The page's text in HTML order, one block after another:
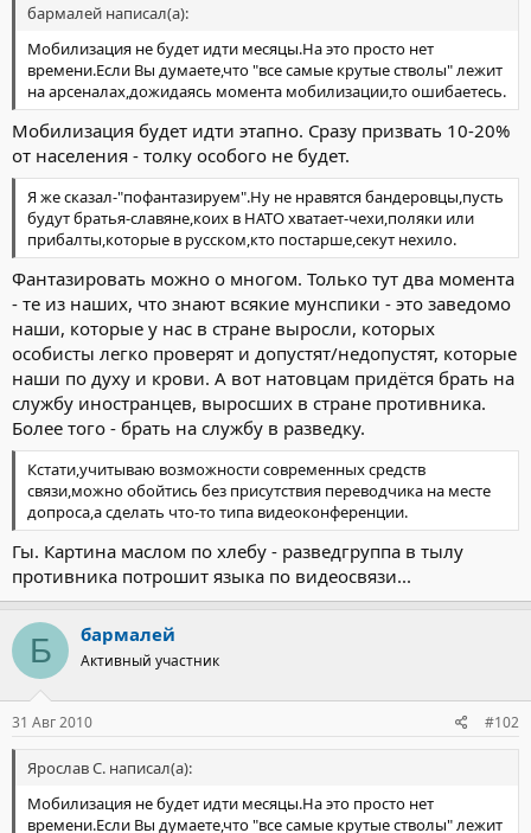
бармалей написал(а):
Мобилизация не будет идти месяцы.На это просто нет
времени.Если Вы думаете,что "все самые крутые стволы" лежит
на арсеналах,дожидаясь момента мобилизации,то ошибаетесь.
Мобилизация будет идти этапно. Сразу призвать 10-20%
от населения - толку особого не будет.
Я же сказал-"пофантазируем".Ну не нравятся бандеровцы,пусть
будут братья-славяне,коих в НАТО хватает-чехи,поляки или
прибалты,которые в русском,кто постарше,секут нехило.
Фантазировать можно о многом. Только тут два момента
- те из наших, что знают всякие мунспики - это заведомо
наши, которые у нас в стране выросли, которых
особисты легко проверят и допустят/недопустят, которые
наши по духу и крови. А вот натовцам придётся брать на
службу иностранцев, выросших в стране противника.
Более того - брать на службу в разведку.
Кстати,учитываю возможности современных средств
связи,можно обойтись без присутствия переводчика на месте
допроса,а сделать что-то типа видеоконференции.
Гы. Картина маслом по хлебу - разведгруппа в тылу
противника потрошит языка по видеосвязи...
Б бармалей
Активный участник
31 Авг 2010 #102
Ярослав С. написал(а):
Мобилизация не будет идти месяцы.На это просто нет
времени.Если Вы думаете,что "все самые крутые стволы" лежит